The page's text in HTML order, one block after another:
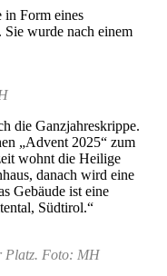
in Form eines
wurde nach einem
die Ganzjahreskrippe.
„Advent 2025“ zum
wohnt die Heilige
danach wird eine
Gebäude ist eine
Südtirol.“
Platz. Foto: MH